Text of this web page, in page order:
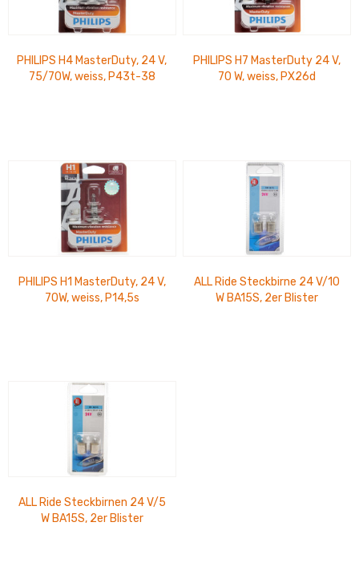
PHILIPS H4 MasterDuty, 24 V,
75/70W, weiss, P43t-38
PHILIPS H7 MasterDuty 24 V,
70 W, weiss, PX26d
PHILIPS H1 MasterDuty, 24 V,
70W, weiss, P14,5s
ALL Ride Steckbirne 24 V/10
W BA15S, 2er Blister
ALL Ride Steckbirnen 24 V/5
W BA15S, 2er Blister